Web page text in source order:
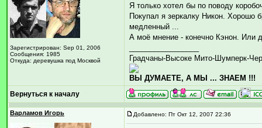
Зарегистрирован: Sep 01, 2006
Сообщения: 1985
Откуда: деревушка под Москвой
Я только хотел бы по поводу
Покупал я зеркалку Никон. Хорошо
медленный ...
А моё мнение - конечно Кэнон. Или
Градчаны-Высоке Мито-Шумперк-
ВЫ ДУМАЕТЕ, А МЫ ... ЗНАЕМ !!!
Вернуться к началу
Варламов Игорь Добавлено: Пт Окт 12, 2007 22:36